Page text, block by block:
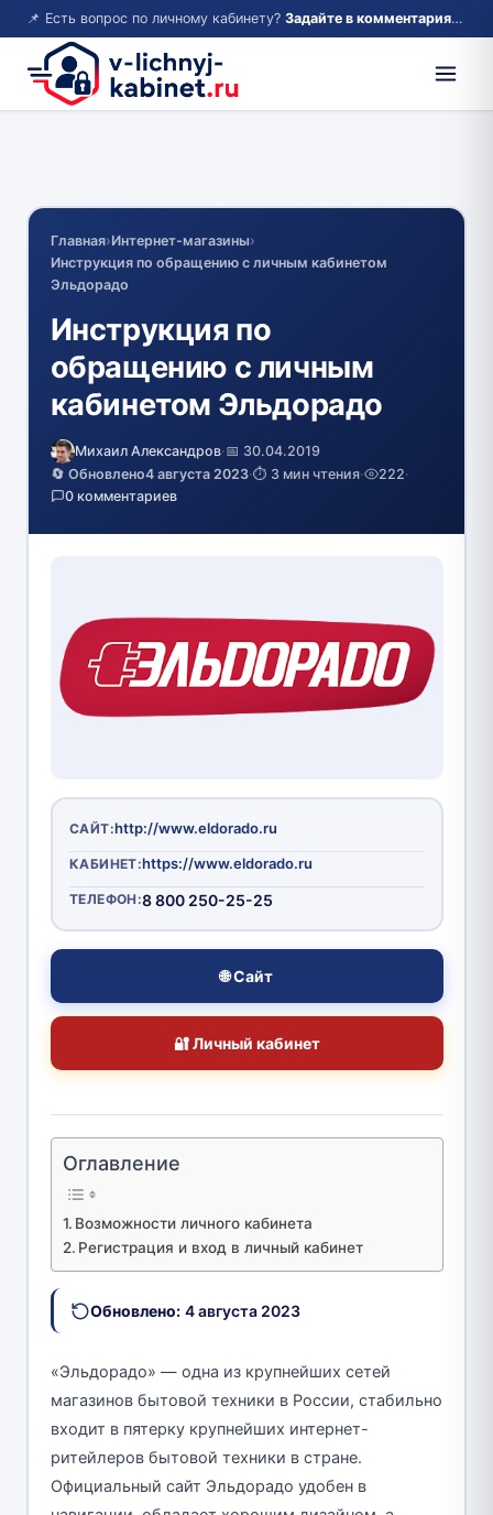
📌 Есть вопрос по личному кабинету? Задайте в комментариях — ответим!
Главная›Интернет-магазины›
Инструкция по обращению с личным кабинетом
Эльдорадо
Инструкция по
обращению с личным
кабинетом Эльдорадо
Михаил Александров·📅 30.04.2019
🔄 Обновлено4 августа 2023·⏱️ 3 мин чтения· 222·
0 комментариев
САЙТ:http://www.eldorado.ru
КАБИНЕТ:https://www.eldorado.ru
ТЕЛЕФОН:8 800 250-25-25
🌐 Сайт
🔐 Личный кабинет
Оглавление
Возможности личного кабинета
Регистрация и вход в личный кабинет
Обновлено: 4 августа 2023
«Эльдорадо» — одна из крупнейших сетей
магазинов бытовой техники в России, стабильно
входит в пятерку крупнейших интернет-
ритейлеров бытовой техники в стране.
Официальный сайт Эльдорадо удобен в